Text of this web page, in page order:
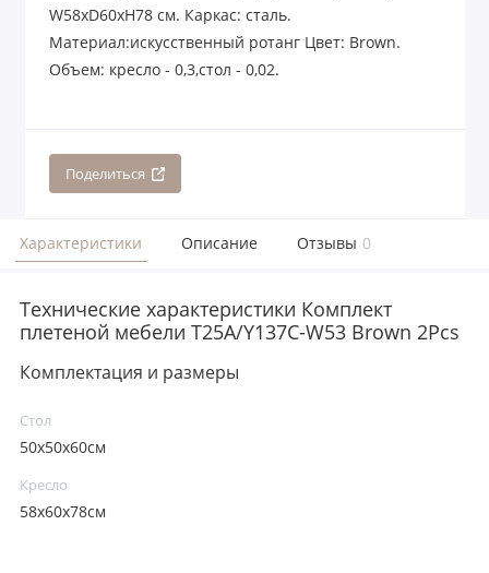
W58xD60xH78 см. Каркас: сталь.
Материал:искусственный ротанг Цвет: Brown.
Объем: кресло - 0,3,стол - 0,02.
Поделиться
Характеристики Описание Отзывы 0
Технические характеристики Комплект
плетеной мебели T25A/Y137C-W53 Brown 2Pcs
Комплектация и размеры
Стол
50х50х60см
Кресло
58x60x78см